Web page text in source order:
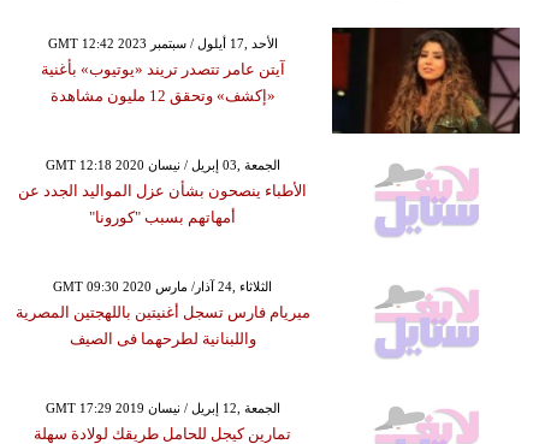
GMT 12:42 2023 الأحد ,17 أيلول / سبتمبر
آيتن عامر تتصدر تريند «يوتيوب» بأغنية
«إكشف» وتحقق 12 مليون مشاهدة
GMT 12:18 2020 الجمعة ,03 إبريل / نيسان
الأطباء ينصحون بشأن عزل المواليد الجدد عن
أمهاتهم بسبب "كورونا"
GMT 09:30 2020 الثلاثاء ,24 آذار/ مارس
ميريام فارس تسجل أغنيتين باللهجتين المصرية
واللبنانية لطرحهما فى الصيف
GMT 17:29 2019 الجمعة ,12 إبريل / نيسان
تمارين كيجل للحامل طريقك لولادة سهلة